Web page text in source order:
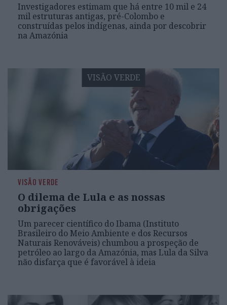
Investigadores estimam que há entre 10 mil e 24
mil estruturas antigas, pré-Colombo e
construídas pelos indígenas, ainda por descobrir
na Amazónia
VISÃO VERDE
VISÃO VERDE
O dilema de Lula e as nossas
obrigações
Um parecer científico do Ibama (Instituto
Brasileiro do Meio Ambiente e dos Recursos
Naturais Renováveis) chumbou a prospeção de
petróleo ao largo da Amazónia, mas Lula da Silva
não disfarça que é favorável à ideia